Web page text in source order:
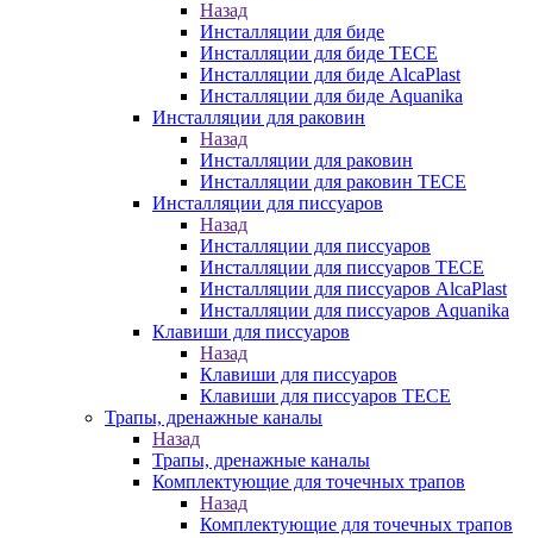
Назад
Инсталляции для биде
Инсталляции для биде TECE
Инсталляции для биде AlcaPlast
Инсталляции для биде Aquanika
Инсталляции для раковин
Назад
Инсталляции для раковин
Инсталляции для раковин TECE
Инсталляции для писсуаров
Назад
Инсталляции для писсуаров
Инсталляции для писсуаров TECE
Инсталляции для писсуаров AlcaPlast
Инсталляции для писсуаров Aquanika
Клавиши для писсуаров
Назад
Клавиши для писсуаров
Клавиши для писсуаров TECE
Трапы, дренажные каналы
Назад
Трапы, дренажные каналы
Комплектующие для точечных трапов
Назад
Комплектующие для точечных трапов